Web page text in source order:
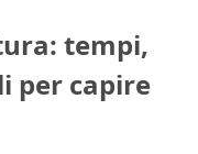
tempi,
per capire